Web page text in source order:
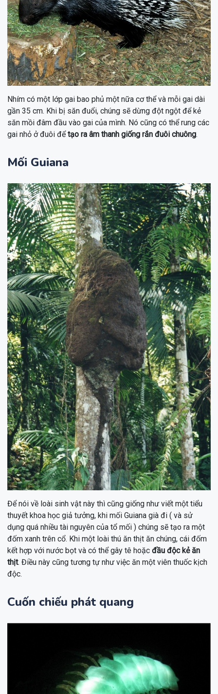
Nhím có một lớp gai bao phủ một nữa cơ thể và mỗi gai dài
gần 35 cm. Khi bị săn đuổi, chúng sẽ dừng đột ngột để kẻ
săn mồi đâm đầu vào gai của mình. Nó cũng có thể rung các
gai nhỏ ở đuôi đểtạo ra âm thanh giống rắn đuôi chuông.
Mối Guiana
Để nói về loài sinh vật này thì cũng giống như viết một tiểu
thuyết khoa học giả tưởng, khi mối Guiana già đi ( và sử
dụng quá nhiều tài nguyên của tổ mối ) chúng sẽ tạo ra một
đốm xanh trên cổ. Khi một loài thú ăn thịt ăn chúng, cái đốm
kết hợp với nước bọt và có thể gây tê hoặc đầu độc kẻ ăn
thịt. Điều này cũng tương tự như việc ăn một viên thuốc kịch
độc.
Cuốn chiếu phát quang